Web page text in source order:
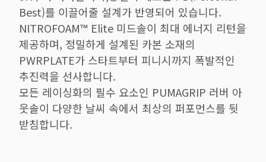
Best)를 이끌어줄 설계가 반영되어 있습니다.
NITROFOAM™ Elite 미드솔이 최대 에너지 리턴을
제공하며, 정밀하게 설계된 카본 소재의
PWRPLATE가 스타트부터 피니시까지 폭발적인
추진력을 선사합니다.
모든 레이싱화의 필수 요소인 PUMAGRIP 러버 아
웃솔이 다양한 날씨 속에서 최상의 퍼포먼스를 뒷
받침합니다.